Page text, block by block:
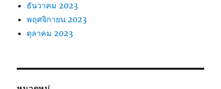
ธันวาคม 2023
พฤศจิกายน 2023
ตุลาคม 2023